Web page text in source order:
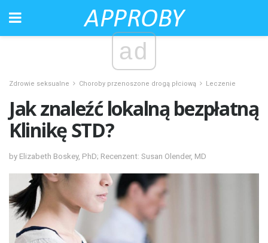
ad
Zdrowie seksualne Choroby przenoszone drogą płciową Leczenie
Jak znaleźć lokalną bezpłatną
Klinikę STD?
by Elizabeth Boskey, PhD; Recenzent: Susan Olender, MD